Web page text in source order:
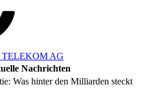
TELEKOM AG
Nachrichten
Was hinter den Milliarden steckt